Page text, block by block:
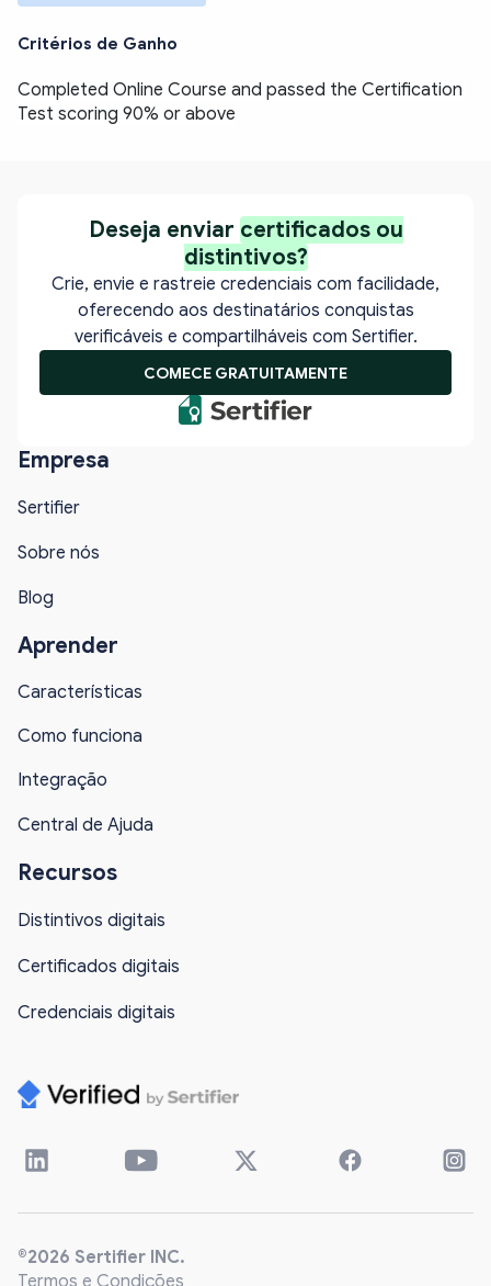
Critérios de Ganho
Completed Online Course and passed the Certification
Test scoring 90% or above
Empresa
Sertifier
Sobre nós
Blog
Aprender
Características
Como funciona
Integração
Central de Ajuda
Recursos
Distintivos digitais
Certificados digitais
Credenciais digitais
Deseja enviar certificados ou
distintivos?
Crie, envie e rastreie credenciais com facilidade,
oferecendo aos destinatários conquistas
verificáveis e compartilháveis com Sertifier.
COMECE GRATUITAMENTE
®2026 Sertifier INC.